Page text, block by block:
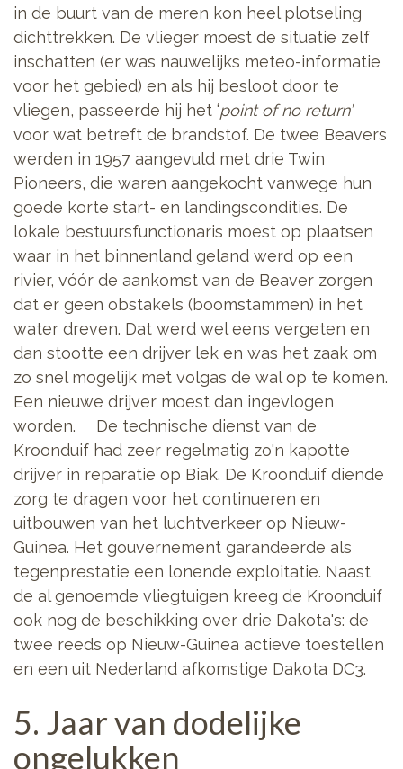
in de buurt van de meren kon heel plotseling
dichttrekken. De vlieger moest de situatie zelf
inschatten (er was nauwelijks meteo-informatie
voor het gebied) en als hij besloot door te
vliegen, passeerde hij het ‘point of no return’
voor wat betreft de brandstof. De twee Beavers
werden in 1957 aangevuld met drie Twin
Pioneers, die waren aangekocht vanwege hun
goede korte start- en landingscondities. De
lokale bestuursfunctionaris moest op plaatsen
waar in het binnenland geland werd op een
rivier, vóór de aankomst van de Beaver zorgen
dat er geen obstakels (boomstammen) in het
water dreven. Dat werd wel eens vergeten en
dan stootte een drijver lek en was het zaak om
zo snel mogelijk met volgas de wal op te komen.
Een nieuwe drijver moest dan ingevlogen
worden. De technische dienst van de
Kroonduif had zeer regelmatig zo'n kapotte
drijver in reparatie op Biak. De Kroonduif diende
zorg te dragen voor het continueren en
uitbouwen van het luchtverkeer op Nieuw-
Guinea. Het gouvernement garandeerde als
tegenprestatie een lonende exploitatie. Naast
de al genoemde vliegtuigen kreeg de Kroonduif
ook nog de beschikking over drie Dakota's: de
twee reeds op Nieuw-Guinea actieve toestellen
en een uit Nederland afkomstige Dakota DC3.
5. Jaar van dodelijke
ongelukken